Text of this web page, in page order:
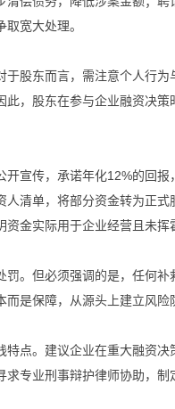
宽大处理。
股东而言，需注意个人行
，股东在参与企业融资决
宣传，承诺年化12%的回
清单，将部分资金转为正
金实际用于企业经营且未挥
。但必须强调的是，任何
是保障，从源头上建立风险
点。建议企业在重大融资
专业刑事辩护律师协助，制